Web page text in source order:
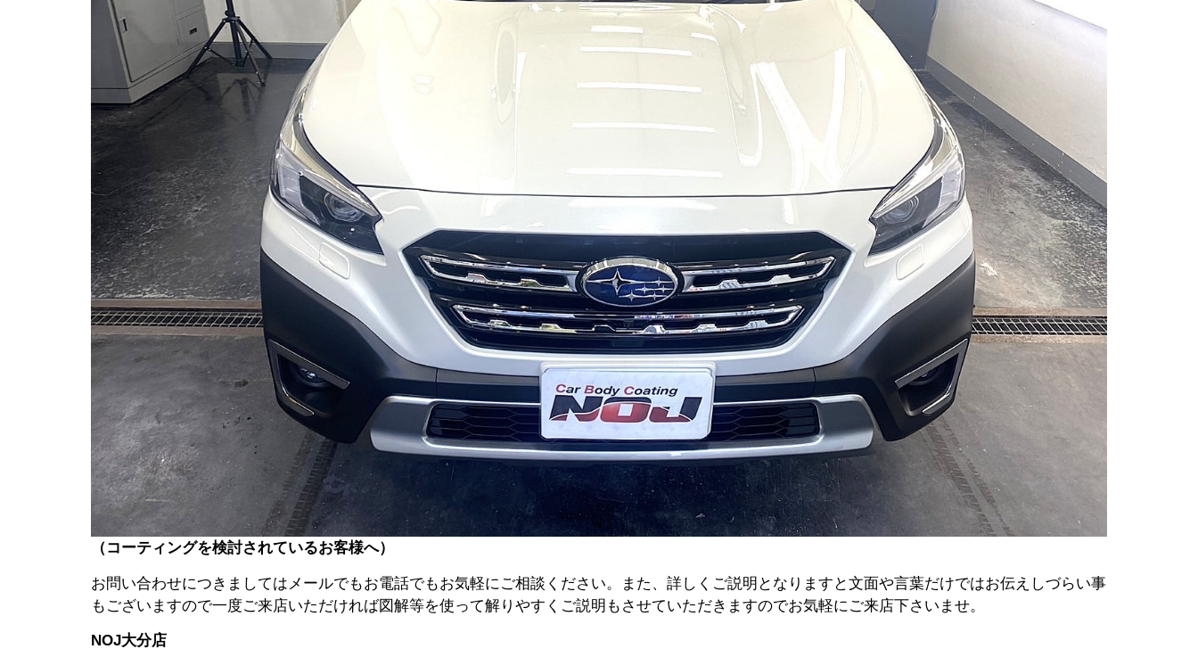
（コーティングを検討されているお客様へ）
お問い合わせにつきましてはメールでもお電話でもお気軽にご相談ください。また、詳しくご説明となりますと文面や言葉だけではお伝えしづらい事
もございますので一度ご来店いただければ図解等を使って解りやすくご説明もさせていただきますのでお気軽にご来店下さいませ。
NOJ大分店